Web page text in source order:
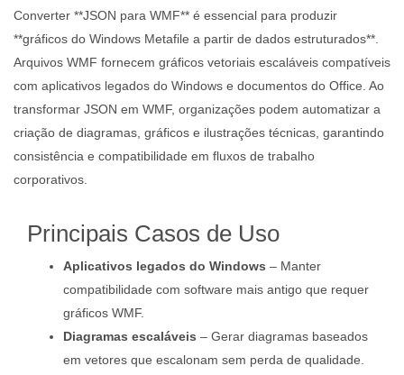
Converter **JSON para WMF** é essencial para produzir
**gráficos do Windows Metafile a partir de dados estruturados**.
Arquivos WMF fornecem gráficos vetoriais escaláveis compatíveis
com aplicativos legados do Windows e documentos do Office. Ao
transformar JSON em WMF, organizações podem automatizar a
criação de diagramas, gráficos e ilustrações técnicas, garantindo
consistência e compatibilidade em fluxos de trabalho
corporativos.
Principais Casos de Uso
Aplicativos legados do Windows – Manter
compatibilidade com software mais antigo que requer
gráficos WMF.
Diagramas escaláveis – Gerar diagramas baseados
em vetores que escalonam sem perda de qualidade.